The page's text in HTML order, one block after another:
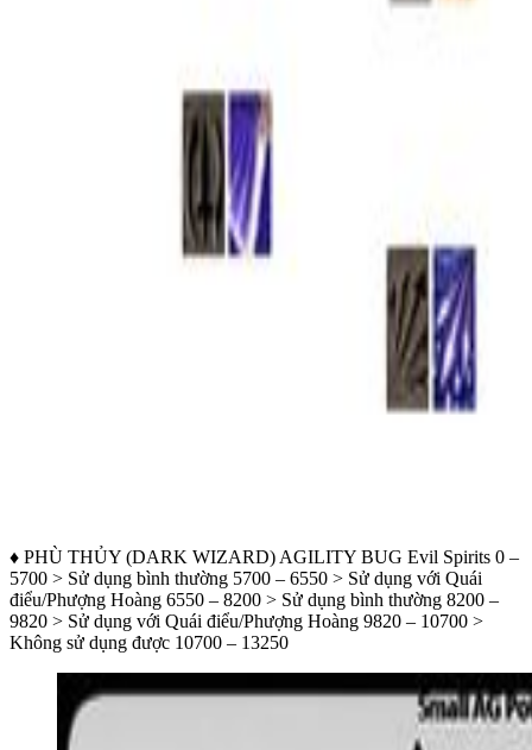
♦ PHÙ THỦY (DARK WIZARD) AGILITY BUG Evil Spirits 0 –
5700 > Sử dụng bình thường 5700 – 6550 > Sử dụng với Quái
điểu/Phượng Hoàng 6550 – 8200 > Sử dụng bình thường 8200 –
9820 > Sử dụng với Quái điểu/Phượng Hoàng 9820 – 10700 >
Không sử dụng được 10700 – 13250